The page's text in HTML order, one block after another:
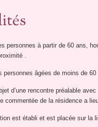
personnes à partir de 60 ans,
.
personnes âgées de moins de
d’une rencontre préalable
commentée de la résidence a
est établi et est placée sur la